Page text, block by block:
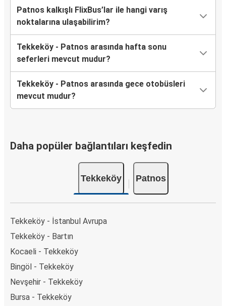
Patnos kalkışlı FlixBus’lar ile hangi varış
noktalarına ulaşabilirim?
Tekkeköy - Patnos arasında hafta sonu
seferleri mevcut mudur?
Tekkeköy - Patnos arasında gece otobüsleri
mevcut mudur?
Daha popüler bağlantıları keşfedin
Tekkeköy Patnos
Tekkeköy - İstanbul Avrupa
Tekkeköy - Bartın
Kocaeli - Tekkeköy
Bingöl - Tekkeköy
Nevşehir - Tekkeköy
Bursa - Tekkeköy